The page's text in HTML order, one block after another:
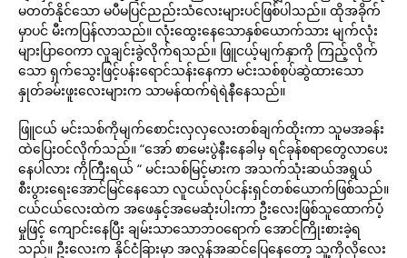
မတတ်နိုင်သော မပီမပြင်ညည်းသံလေးများပင်ဖြစ်ပါသည်။ ထိုအခိုက်
မှာပင် မီးကပြန်လာသည်။ လုံးထွေးနေသောနှစ်ယောက်သား မျက်လုံး
များပြာဝေကာ လူချင်းခွဲလိုက်ရသည်။ ဖြူငယ့်မျက်နှာကို ကြည့်လိုက်
သော ရှက်သွေးဖြင့်ပန်းရောင်သန်းနေကာ မင်းသစ်စုပ်ဆွဲထားသော
နှုတ်ခမ်းဖူးလေးများက သာမန်ထက်ရဲရဲနီနေသည်။
ဖြူငယ် မင်းသစ်ကိုမျက်စောင်းလှလှလေးတစ်ချက်ထိုးကာ သူမအခန်း
ထဲပြေးဝင်လိုက်သည်။ “အော် စာမေးပွဲနီးနေခါမှ ရင်ခုန်စရာတွေလာပေး
နေပါလား ကိုကြီးရယ် “ မင်းသစ်မြင့်မားက အသက်သုံးဆယ်အရွယ်
စီးပွားရေးအောင်မြင်နေသော လူငယ်လုပ်ငန်းရှင်တစ်ယောက်ဖြစ်သည်။
ငယ်ငယ်လေးထဲက အဖေနှင့်အမေဆုံးပါးကာ ဦးလေးဖြစ်သူထောက်ပံ့
မှုဖြင့် ကျောင်းနေပြီး ချမ်းသာသောဘဝရောက် အောင်ကြိုးစားခဲ့ရ
သည်။ ဦးလေးက နိုင်ငံခြားမှာ အလွန်အဆင်ပြေနေတော့ သူ့ကိုလိုလေး